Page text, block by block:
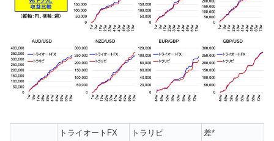
トライオートFX トラリピ
差*